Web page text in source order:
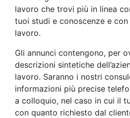
lavoro che trovi più in linea
tuoi studi e conoscenze e
lavoro.
Gli annunci contengono, per
descrizioni sintetiche
lavoro. Saranno i nostri
informazioni più precise
a colloquio, nel caso in cui il
con quanto richiesto dal